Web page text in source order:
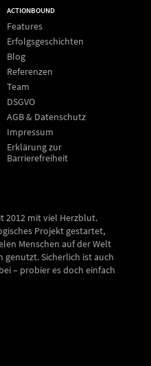
ACTIONBOUND
Features
Erfolgsgeschichten
Blog
Referenzen
Team
DSGVO
AGB & Datenschutz
Impressum
Erklärung zur
Barrierefreiheit
2012 mit viel Herzblut.
Projekt gestartet,
Menschen auf der Welt
genutzt. Sicherlich ist auch
– probier es doch einfach